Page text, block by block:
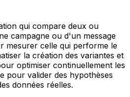
qui compare deux ou
campagne ou d'un message
mesurer celle qui performe le
la création des variantes et
optimiser continuellement les
pour valider des hypothèses
données réelles.